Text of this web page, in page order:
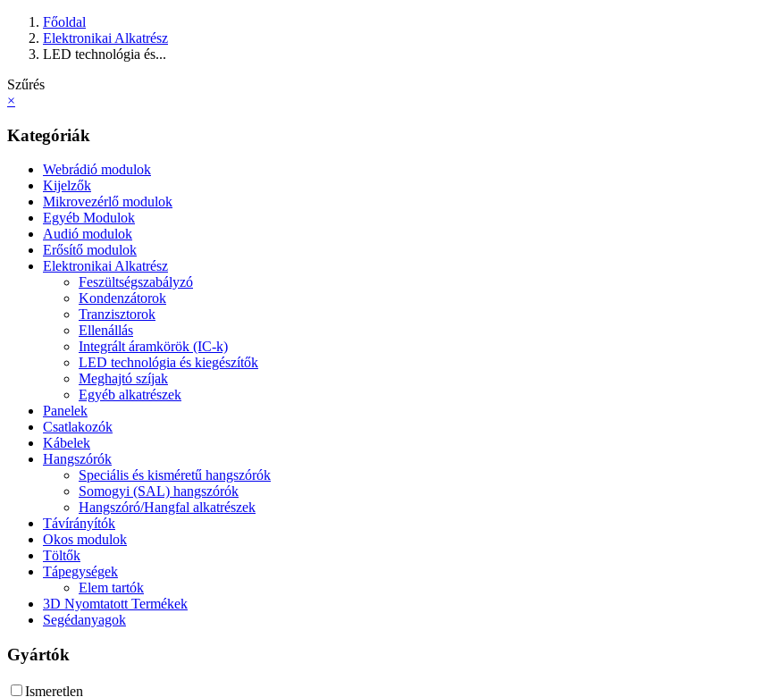
Főoldal
Elektronikai Alkatrész
LED technológia és...
Szűrés
×
Kategóriák
Webrádió modulok
Kijelzők
Mikrovezérlő modulok
Egyéb Modulok
Audió modulok
Erősítő modulok
Elektronikai Alkatrész
Feszültségszabályzó
Kondenzátorok
Tranzisztorok
Ellenállás
Integrált áramkörök (IC-k)
LED technológia és kiegészítők
Meghajtó szíjak
Egyéb alkatrészek
Panelek
Csatlakozók
Kábelek
Hangszórók
Speciális és kisméretű hangszórók
Somogyi (SAL) hangszórók
Hangszóró/Hangfal alkatrészek
Távírányítók
Okos modulok
Töltők
Tápegységek
Elem tartók
3D Nyomtatott Termékek
Segédanyagok
Gyártók
Ismeretlen